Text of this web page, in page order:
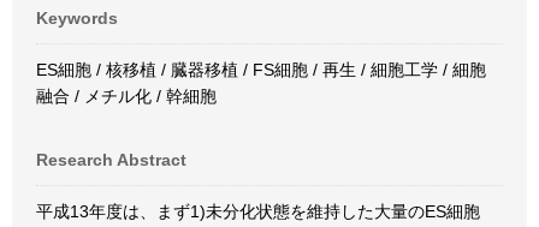
Keywords
ES細胞 / 核移植 / 臓器移植 / FS細胞 / 再生 / 細胞工学 / 細胞
融合 / メチル化 / 幹細胞
Research Abstract
平成13年度は、まず1)未分化状態を維持した大量のES細胞